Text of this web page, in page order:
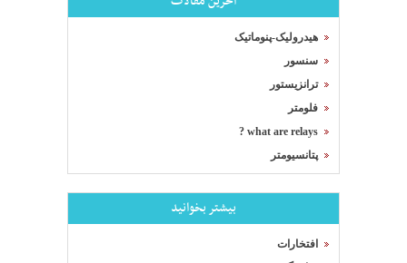
هیدرولیک-پنوماتیک
سنسور
ترانزیستور
فلومتر
what are relays ?
پتانسیومتر
بیشتر بخوانید
افتخارات